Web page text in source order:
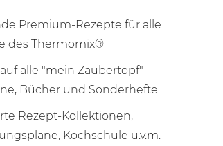
06/
Premium-Rezepte für alle
des Thermomix®
alle "mein Zaubertopf"
Bücher und Sonderhefte.
Rezept-Kollektionen,
Kochschule u.v.m.